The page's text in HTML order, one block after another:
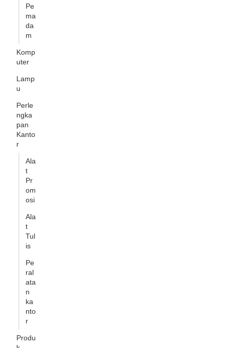
Pe
ma
da
m
Komp
uter
Lamp
u
Perle
ngka
pan
Kanto
r
Ala
t
Pr
om
osi
Ala
t
Tul
is
Pe
ral
ata
n
ka
nto
r
Produ